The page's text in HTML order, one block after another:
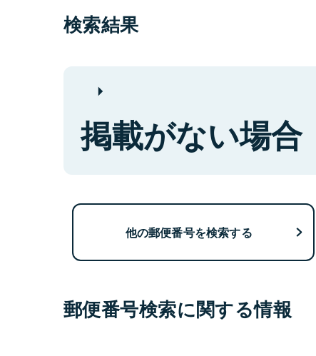
検索結果
掲載がない場合
他の郵便番号を検索する
郵便番号検索に関する情報